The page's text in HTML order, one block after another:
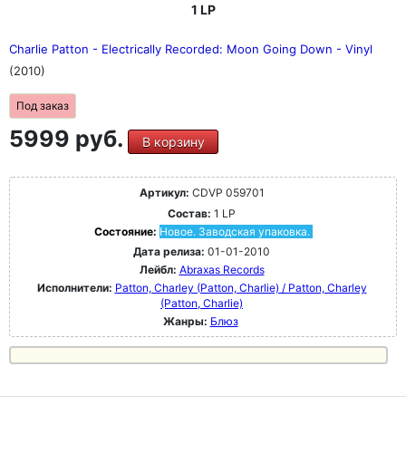
1 LP
Charlie Patton - Electrically Recorded: Moon Going Down - Vinyl
(2010)
Под заказ
5999 руб. В корзину
Артикул: CDVP 059701
Состав: 1 LP
Состояние: Новое. Заводская упаковка.
Дата релиза: 01-01-2010
Лейбл: Abraxas Records
Исполнители: Patton, Charley (Patton, Charlie) / Patton, Charley
(Patton, Charlie)
Жанры: Блюз